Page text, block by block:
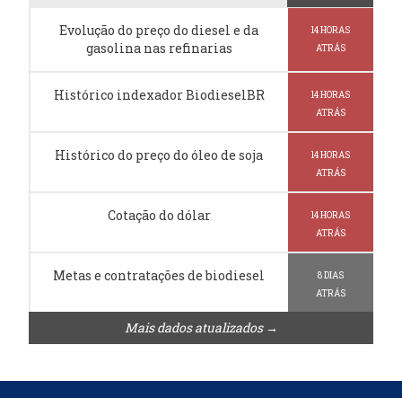
Evolução do preço do diesel e da
gasolina nas refinarias
14 HORAS
ATRÁS
Histórico indexador BiodieselBR
14 HORAS
ATRÁS
Histórico do preço do óleo de soja
14 HORAS
ATRÁS
Cotação do dólar
14 HORAS
ATRÁS
Metas e contratações de biodiesel
8 DIAS
ATRÁS
Mais dados atualizados →